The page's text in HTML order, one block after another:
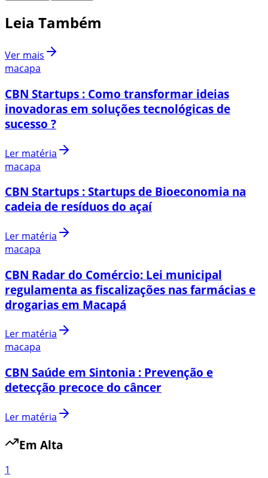
Leia Também
Ver mais
macapa
CBN Startups : Como transformar ideias
inovadoras em soluções tecnológicas de
sucesso ?
Ler matéria
macapa
CBN Startups : Startups de Bioeconomia na
cadeia de resíduos do açaí
Ler matéria
macapa
CBN Radar do Comércio: Lei municipal
regulamenta as fiscalizações nas farmácias e
drogarias em Macapá
Ler matéria
macapa
CBN Saúde em Sintonia : Prevenção e
detecção precoce do câncer
Ler matéria
Em Alta
1